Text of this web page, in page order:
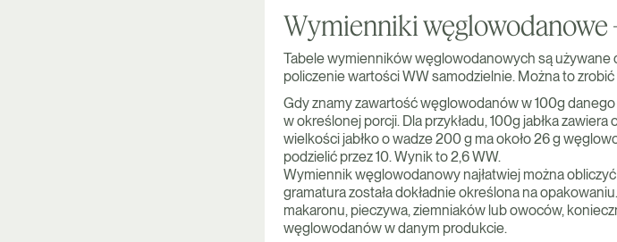
Wymienniki węglowodanowe
Tabele wymienników węglowodanowych są używane
policzenie wartości WW samodzielnie. Można to
Gdy znamy zawartość węglowodanów w 100g
w określonej porcji. Dla przykładu, 100g jabłka
wielkości jabłko o wadze 200 g ma około 26 g
podzielić przez 10. Wynik to 2,6 WW.
Wymiennik węglowodanowy najłatwiej można
gramatura została dokładnie określona na
makaronu, pieczywa, ziemniaków lub owoców,
węglowodanów w danym produkcie.